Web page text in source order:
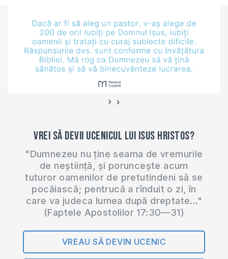
‹ ›
Vrei să devii ucenicul lui Isus Hristos?
"Dumnezeu nu ține seama de vremurile
de neștiință, și poruncește acum
tuturor oamenilor de pretutindeni să se
pocăiască; pentrucă a rînduit o zi, în
care va judeca lumea după dreptate..."
(Faptele Apostolilor 17:30—31)
VREAU SĂ DEVIN UCENIC